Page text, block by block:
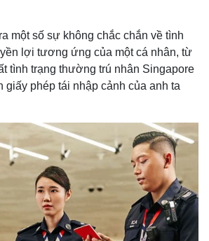
một số sự không chắc chắn về tình
lợi tương ứng của một cá nhân, từ
tình trạng thường trú nhân Singapore
giấy phép tái nhập cảnh của anh ta